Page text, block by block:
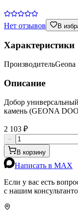
Нет отзывов В
Характеристики
ПроизводительGeona
Описание
Добор
камень (GEONA
2 103 ₽
−
В корзину
Написать в MAX
Если у вас есть
с нашим